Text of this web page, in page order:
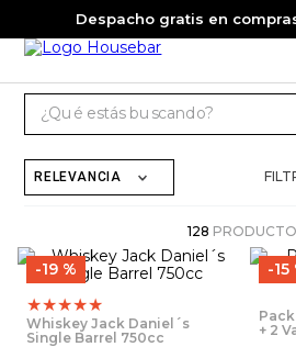
Despacho gratis en
TÉRMINOS MÁS BUSCADOS
1.
cervezas
3.
jagermeister
4.
pack
5.
miniatura
RELEVANCIA
128
19 %
★★★★★
Whiskey Jack Daniel´s
Single Barrel 750cc
15
+ 2